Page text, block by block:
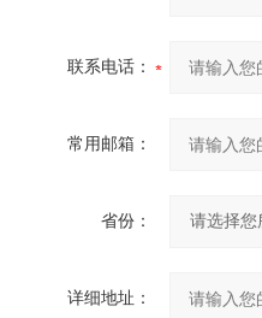
联系电话：
常用邮箱：
省份：
详细地址：